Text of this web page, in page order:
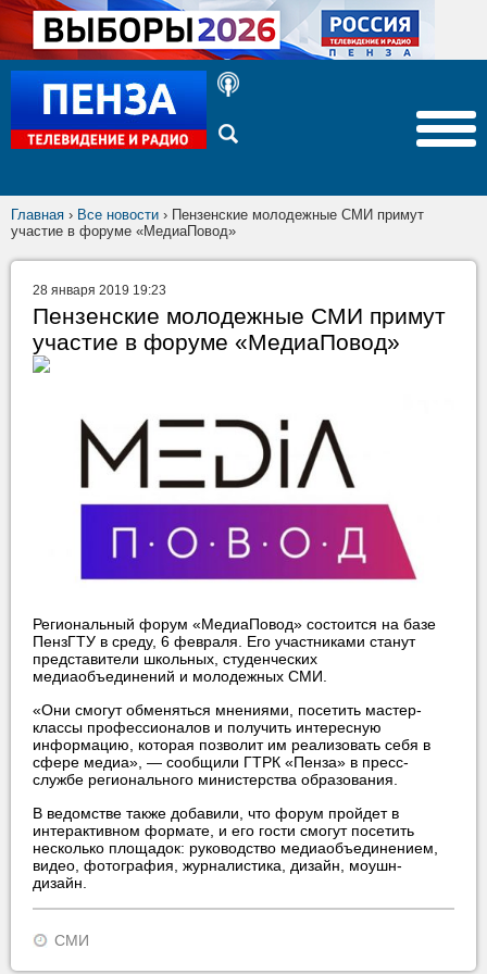
Главная › Все новости › Пензенские молодежные СМИ примут
участие в форуме «МедиаПовод»
28 января 2019 19:23
Пензенские молодежные СМИ примут
участие в форуме «МедиаПовод»
Региональный форум «МедиаПовод» состоится на базе
ПензГТУ в среду, 6 февраля. Его участниками станут
представители школьных, студенческих
медиаобъединений и молодежных СМИ.
«Они смогут обменяться мнениями, посетить мастер-
классы профессионалов и получить интересную
информацию, которая позволит им реализовать себя в
сфере медиа», — сообщили ГТРК «Пенза» в пресс-
службе регионального министерства образования.
В ведомстве также добавили, что форум пройдет в
интерактивном формате, и его гости смогут посетить
несколько площадок: руководство медиаобъединением,
видео, фотография, журналистика, дизайн, моушн-
дизайн.
СМИ